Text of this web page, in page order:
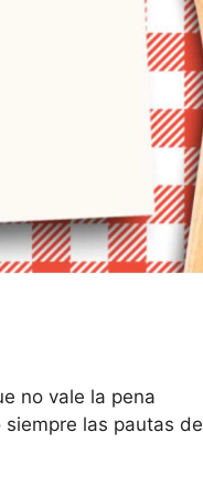
no vale la pena
siempre las pautas de